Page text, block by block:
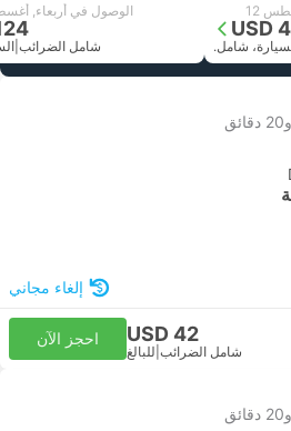
12
USD
شامل.
الوصول في أربعاء,
شامل الضرائب
إلغاء مجاني
USD 42
شامل الضرائب للبالغ
احجز الآن